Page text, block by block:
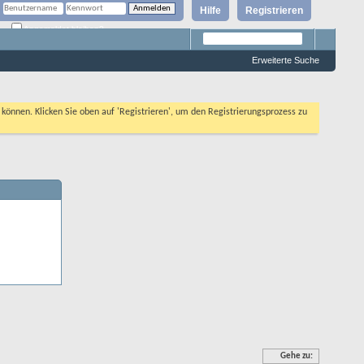
Registrieren
Hilfe
Angemeldet bleiben?
Erweiterte Suche
Klicken Sie oben auf 'Registrieren', um den Registrierungsprozess zu
Gehe zu: